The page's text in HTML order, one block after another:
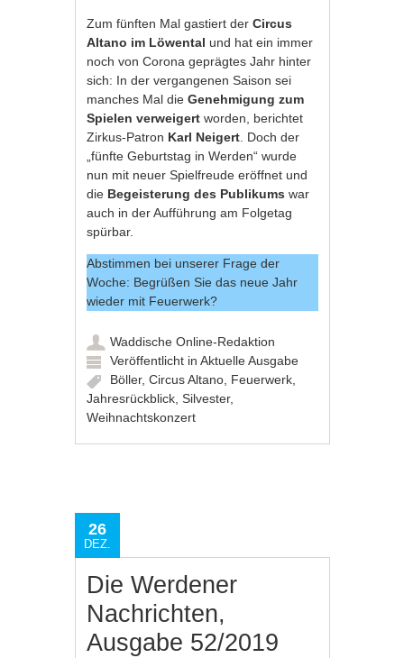
Zum fünften Mal gastiert derCircus
Altano im Löwental und hat ein immer
noch von Corona geprägtes Jahr hinter
sich: In der vergangenen Saison sei
manches Mal dieGenehmigung zum
Spielen verweigert worden, berichtet
Zirkus-Patron Karl Neigert. Doch der
„fünfte Geburtstag in Werden“ wurde
nun mit neuer Spielfreude eröffnet und
die Begeisterung des Publikums war
auch in der Aufführung am Folgetag
spürbar.
Abstimmen bei unserer Frage der
Woche: Begrüßen Sie das neue Jahr
wieder mit Feuerwerk?
Waddische Online-Redaktion
Veröffentlicht inAktuelle Ausgabe
Böller,Circus Altano, Feuerwerk,
Jahresrückblick,Silvester,
Weihnachtskonzert
26
DEZ.
Die Werdener
Nachrichten,
Ausgabe 52/2019